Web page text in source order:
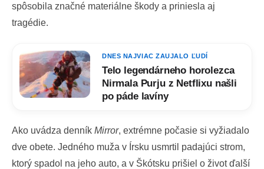
spôsobila značné materiálne škody a priniesla aj
tragédie.
DNES NAJVIAC ZAUJALO ĽUDÍ
Telo legendárneho horolezca
Nirmala Purju z Netflixu našli
po páde lavíny
Ako uvádza denník Mirror, extrémne počasie si vyžiadalo
dve obete. Jedného muža v Írsku usmrtil padajúci strom,
ktorý spadol na jeho auto, a v Škótsku prišiel o život ďalší